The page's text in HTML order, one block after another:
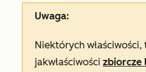
Uwaga:
Niektórych właściwości,
jakwłaściwości zbiorcze